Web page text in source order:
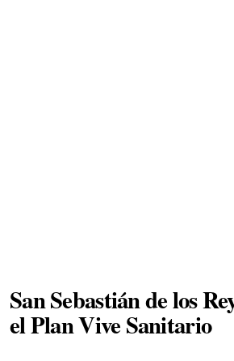
San Sebastián de los
el Plan Vive Sanitario